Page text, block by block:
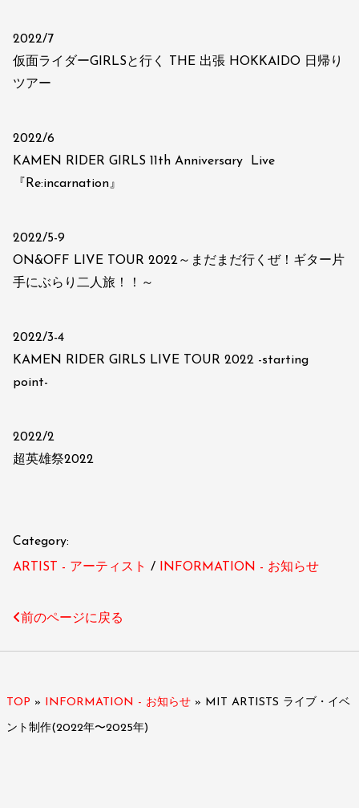
2022/7
仮面ライダーGIRLSと行く THE 出張 HOKKAIDO 日帰り
ツアー
2022/6
KAMEN RIDER GIRLS 11th Anniversary Live
『Re:incarnation』
2022/5-9
ON&OFF LIVE TOUR 2022～まだまだ行くぜ！ギター片
手にぶらり二人旅！！～
2022/3-4
KAMEN RIDER GIRLS LIVE TOUR 2022 -starting
point-
2022/2
超英雄祭2022
Category:
ARTIST - アーティスト
INFORMATION - お知らせ
前のページに戻る
TOP » INFORMATION - お知らせ » MIT ARTISTS ライブ・イベ
ント制作(2022年〜2025年)